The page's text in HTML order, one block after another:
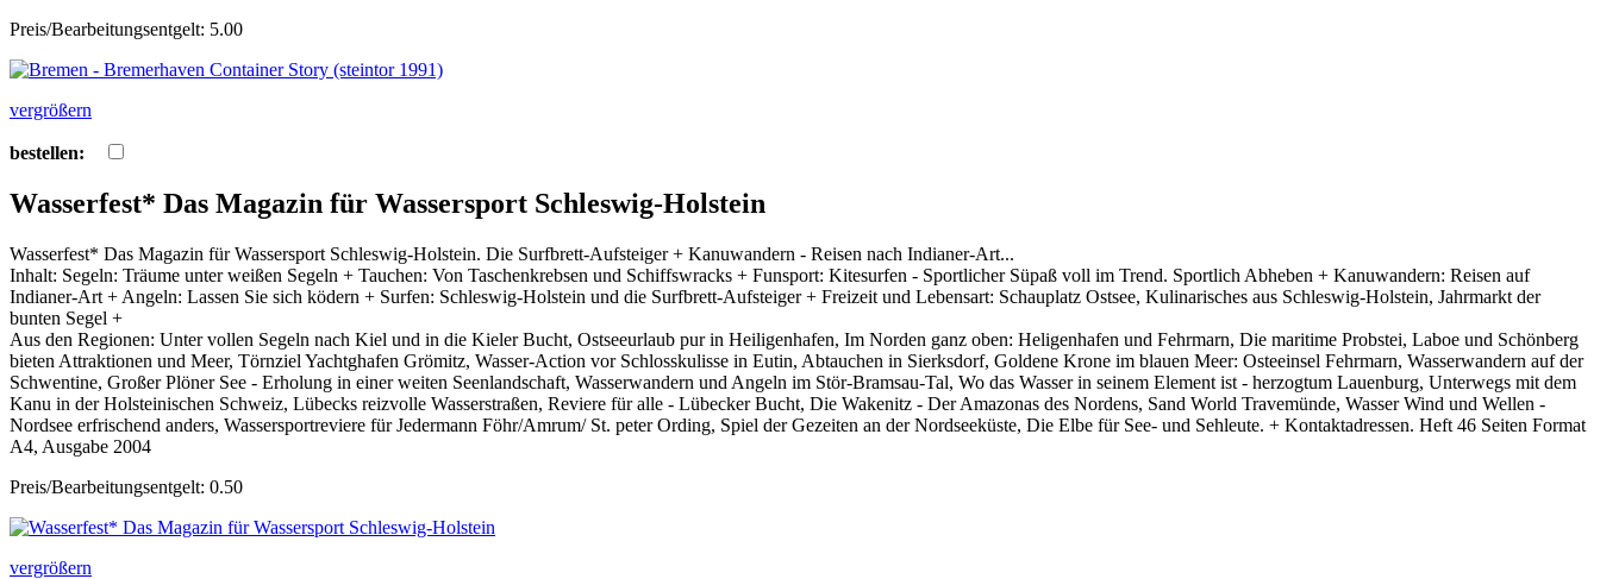
Preis/Bearbeitungsentgelt: 5.00
vergrößern
bestellen:
Wasserfest* Das Magazin für Wassersport Schleswig-Holstein
Wasserfest* Das Magazin für Wassersport Schleswig-Holstein. Die Surfbrett-Aufsteiger + Kanuwandern - Reisen nach Indianer-Art...
Inhalt: Segeln: Träume unter weißen Segeln + Tauchen: Von Taschenkrebsen und Schiffswracks + Funsport: Kitesurfen - Sportlicher Süpaß voll im Trend. Sportlich Abheben + Kanuwandern: Reisen auf
Indianer-Art + Angeln: Lassen Sie sich ködern + Surfen: Schleswig-Holstein und die Surfbrett-Aufsteiger + Freizeit und Lebensart: Schauplatz Ostsee, Kulinarisches aus Schleswig-Holstein, Jahrmarkt der
bunten Segel +
Aus den Regionen: Unter vollen Segeln nach Kiel und in die Kieler Bucht, Ostseeurlaub pur in Heiligenhafen, Im Norden ganz oben: Heligenhafen und Fehrmarn, Die maritime Probstei, Laboe und Schönberg
bieten Attraktionen und Meer, Törnziel Yachtghafen Grömitz, Wasser-Action vor Schlosskulisse in Eutin, Abtauchen in Sierksdorf, Goldene Krone im blauen Meer: Osteeinsel Fehrmarn, Wasserwandern auf der
Schwentine, Großer Plöner See - Erholung in einer weiten Seenlandschaft, Wasserwandern und Angeln im Stör-Bramsau-Tal, Wo das Wasser in seinem Element ist - herzogtum Lauenburg, Unterwegs mit dem
Kanu in der Holsteinischen Schweiz, Lübecks reizvolle Wasserstraßen, Reviere für alle - Lübecker Bucht, Die Wakenitz - Der Amazonas des Nordens, Sand World Travemünde, Wasser Wind und Wellen -
Nordsee erfrischend anders, Wassersportreviere für Jedermann Föhr/Amrum/ St. peter Ording, Spiel der Gezeiten an der Nordseeküste, Die Elbe für See- und Sehleute. + Kontaktadressen. Heft 46 Seiten Format
A4, Ausgabe 2004
Preis/Bearbeitungsentgelt: 0.50
vergrößern